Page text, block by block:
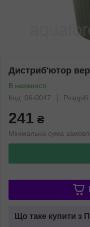
Дистриб'ютор
В наявності
Код: 06-0047
Роздріб
241 ₴
Мінімальна сума
Що таке купити з